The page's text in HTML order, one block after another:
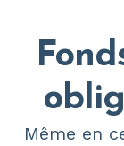
Même en